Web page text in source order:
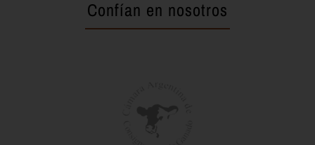
Confían en nosotros